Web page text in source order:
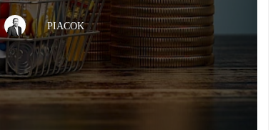
PIACOK